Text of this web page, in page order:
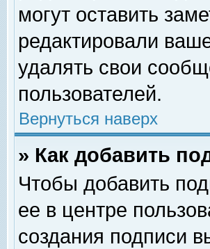
могут оставить
редактировали
удалять свои
пользователей.
Вернуться наверх
» Как добавить
Чтобы добавить
ее в центре
создания подписи